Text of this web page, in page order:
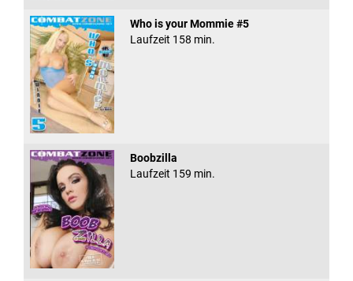
Who is your Mommie #5
Laufzeit 158 min.
Boobzilla
Laufzeit 159 min.